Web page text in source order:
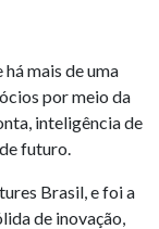
há mais de uma
por meio da
inteligência de
futuro.
Brasil, e foi a
de inovação,